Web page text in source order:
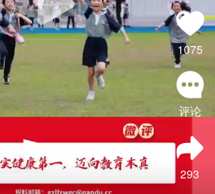
1075
评论
293